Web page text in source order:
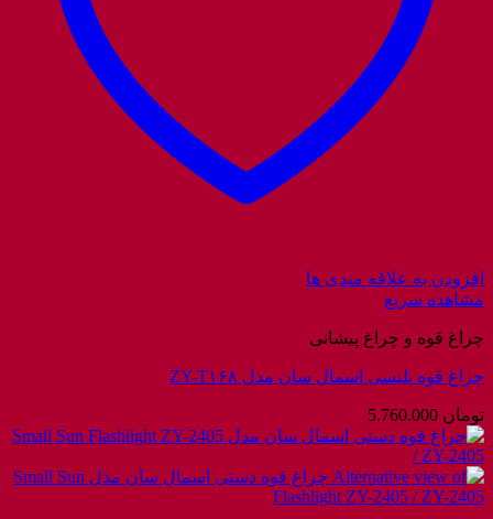
افزودن به علاقه مندی ها
مشاهده سریع
چراغ قوه و چراغ پیشانی
چراغ قوه پلیسی اسمال سان مدل ZY-T۱۶۸
تومان